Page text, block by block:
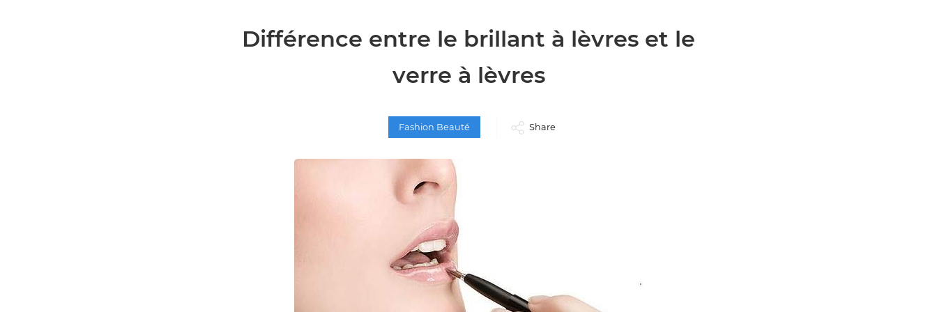
Différence entre le brillant à lèvres et le
verre à lèvres
Fashion Beauté Share